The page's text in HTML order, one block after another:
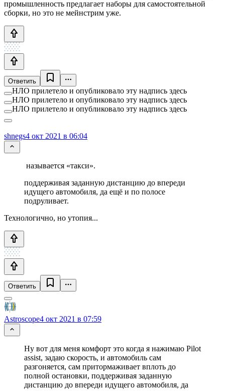
промышленность предлагает наборы для самостоятельной
сборки, но это не мейнстрим уже.
Ответить
НЛО прилетело и опубликовало эту надпись здесь
НЛО прилетело и опубликовало эту надпись здесь
НЛО прилетело и опубликовало эту надпись здесь
shnegs4 окт 2021 в 06:04
называется «такси».
поддерживая заданную дистанцию до впереди
идущего автомобиля, да ещё и по полосе
подруливает.
Технологично, но утопия...
Ответить
Astroscope4 окт 2021 в 07:59
Ну вот для меня комфорт это когда я нажимаю Pilot
assist, задаю скорость, и автомобиль сам
разгоняется, сам притормаживает вплоть до
полной остановки, поддерживая заданную
дистанцию до впереди идущего автомобиля, да